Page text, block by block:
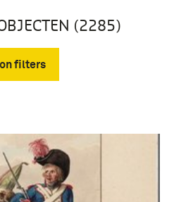
(2285)
filters